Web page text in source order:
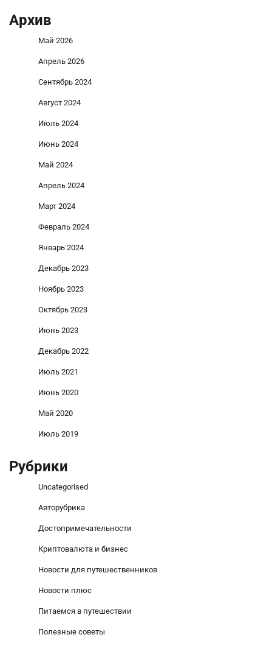
Архив
Май 2026
Апрель 2026
Сентябрь 2024
Август 2024
Июль 2024
Июнь 2024
Май 2024
Апрель 2024
Март 2024
Февраль 2024
Январь 2024
Декабрь 2023
Ноябрь 2023
Октябрь 2023
Июнь 2023
Декабрь 2022
Июль 2021
Июнь 2020
Май 2020
Июль 2019
Рубрики
Uncategorised
Авторубрика
Достопримечательности
Криптовалюта и бизнес
Новости для путешественников
Новости плюс
Питаемся в путешествии
Полезные советы